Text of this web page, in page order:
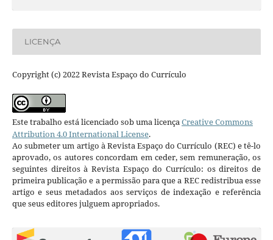
LICENÇA
Copyright (c) 2022 Revista Espaço do Currículo
Este trabalho está licenciado sob uma licençaCreative Commons
Attribution 4.0 International License.
Ao submeter um artigo à Revista Espaço do Currículo (REC) e tê-lo
aprovado, os autores concordam em ceder, sem remuneração, os
seguintes direitos à Revista Espaço do Currículo: os direitos de
primeira publicação e a permissão para que a REC redistribua esse
artigo e seus metadados aos serviços de indexação e referência
que seus editores julguem apropriados.